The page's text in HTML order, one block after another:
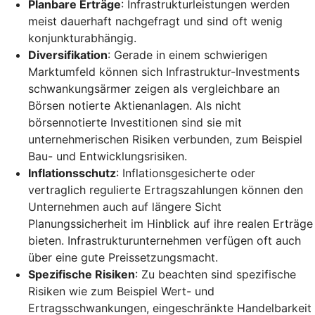
Planbare Erträge: Infrastrukturleistungen werden
meist dauerhaft nachgefragt und sind oft wenig
konjunkturabhängig.
Diversifikation: Gerade in einem schwierigen
Marktumfeld können sich Infrastruktur-Investments
schwankungsärmer zeigen als vergleichbare an
Börsen notierte Aktienanlagen. Als nicht
börsennotierte Investitionen sind sie mit
unternehmerischen Risiken verbunden, zum Beispiel
Bau- und Entwicklungsrisiken.
Inflationsschutz: Inflationsgesicherte oder
vertraglich regulierte Ertragszahlungen können den
Unternehmen auch auf längere Sicht
Planungssicherheit im Hinblick auf ihre realen Erträge
bieten. Infrastrukturunternehmen verfügen oft auch
über eine gute Preissetzungsmacht.
Spezifische Risiken: Zu beachten sind spezifische
Risiken wie zum Beispiel Wert- und
Ertragsschwankungen, eingeschränkte Handelbarkeit